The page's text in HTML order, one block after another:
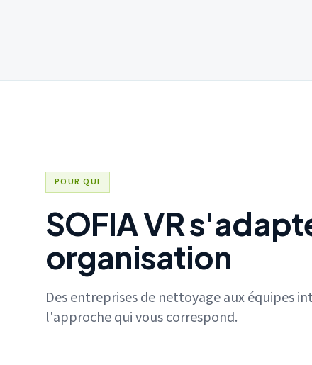
POUR QUI
SOFIA VR
organisation
Des entreprises de nettoyage aux équipes
l'approche qui vous correspond.